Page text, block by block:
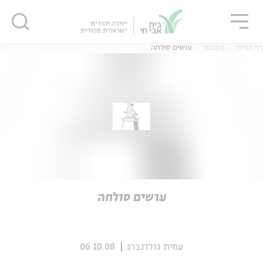
אנגלית
דף הבית כתבות עושים סולחה
עושים סולחה
עמית גולדנברג 06.10.08
סגור